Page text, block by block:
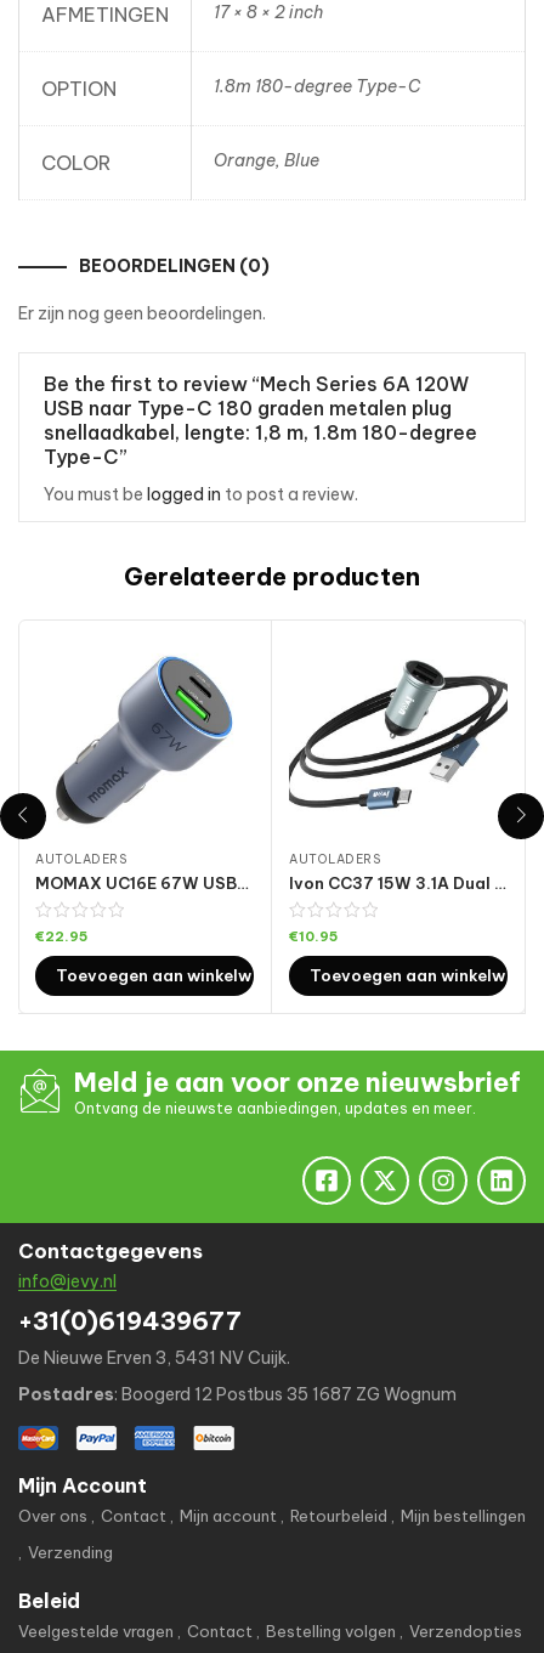
AFMETINGEN 17 × 8 × 2 inch
OPTION 1.8m 180-degree Type-C
COLOR Orange, Blue
BEOORDELINGEN (0)
Er zijn nog geen beoordelingen.
Be the first to review “Mech Series 6A 120W
USB naar Type-C 180 graden metalen plug
snellaadkabel, lengte: 1,8 m, 1.8m 180-degree
Type-C”
You must be logged in to post a review.
Gerelateerde producten
AUTOLADERS
MOMAX UC16E 67W USB-C / Type-C + USB-autolader met twee poorten
€22.95
Toevoegen aan winkelwagen
AUTOLADERS
Ivon CC37 15W 3.1A Dual USB Mini Car Charger + 1m USB naar Micro USB Snelle laadgegevens kabel Set
€10.95
Toevoegen aan
Meld je aan voor onze nieuwsbrief
Ontvang de nieuwste aanbiedingen, updates en meer.
Contactgegevens
info@jevy.nl
+31(0)619439677
De Nieuwe Erven 3, 5431 NV Cuijk.
Postadres: Boogerd 12 Postbus 35 1687 ZG Wognum
Mijn Account
Over ons Contact Mijn account Retourbeleid
Mijn bestellingen
Verzending
Beleid
Veelgestelde vragen Contact Bestelling volgen Verzendopties